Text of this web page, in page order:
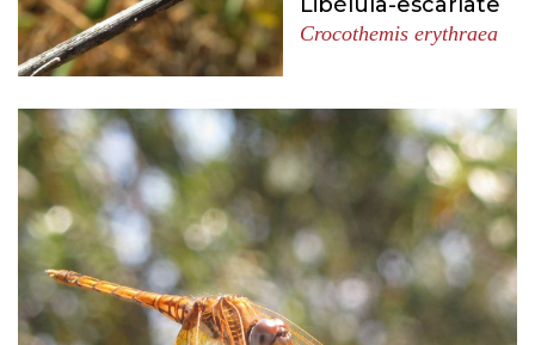
Crocothemis erythraea